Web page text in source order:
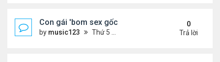
Con gái 'bom sex gốc Việt' đón tuổi 18
by music123 Thứ 5 Tháng 7 30, 2026 6:30 pm
0
Trả lời